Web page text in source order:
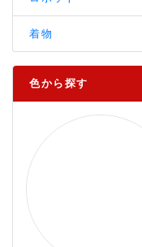
着物
色から探す